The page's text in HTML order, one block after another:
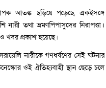
আতঙ্ক ছড়িয়ে পড়েছে, একইসঙ্গে
তথা ভ্রমণপিপাসুদের নিরাপত্তা।
প্রকাশ হয়েছে।
নারীকে গণধর্ষণের সেই ঘটনার
ওই ঐতিহ্যবাহী স্থান ছেড়ে চলে